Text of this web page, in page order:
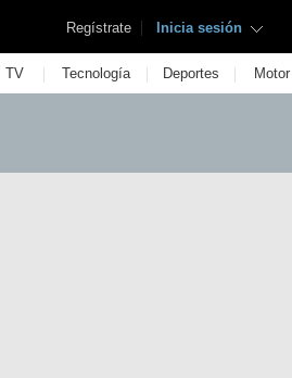
Regístrate | Inicia sesión
TV | Tecnología | Deportes | Motor